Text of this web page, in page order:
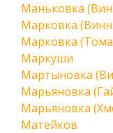
Маньковка
Марковка
Марковка
Маркуши
Мартыновка
Марьяновка
Марьяновка
Матейков